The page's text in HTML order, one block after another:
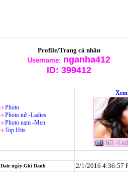
Profile/Trang cá nhân
Username: nganha412
ID: 399412
Photo
Photo nử -Ladies
Photo nam -Men
Top Hits
Date ngày Ghi Danh 2/1/2016 4:36:57